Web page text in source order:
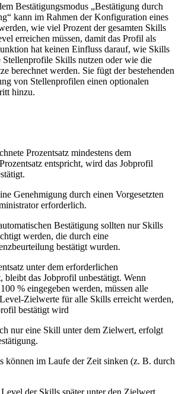
Bestätigungsmodus „Bestätigung durch
kann im Rahmen der Konfiguration eines
wie viel Prozent der gesamten Skills
erreichen müssen, damit das Profil als
hat keinen Einfluss darauf, wie Skills
Stellenprofile Skills nutzen oder wie die
berechnet werden. Sie fügt der bestehenden
von Stellenprofilen einen optionalen
hinzu.
Prozentsatz mindestens dem
entspricht, wird das Jobprofil
Genehmigung durch einen Vorgesetzten
erforderlich.
Bestätigung sollten nur Skills
werden, die durch eine
bestätigt wurden.
unter dem erforderlichen
bleibt das Jobprofil unbestätigt. Wenn
% eingegeben werden, müssen alle
Zielwerte für alle Skills erreicht werden,
bestätigt wird
nur eine Skill unter dem Zielwert, erfolgt
können im Laufe der Zeit sinken (z. B. durch
der Skills später unter den Zielwert,